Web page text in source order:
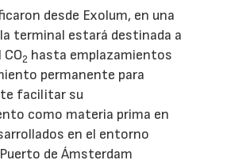
desde Exolum, en una
terminal estará destinada a
2 hasta emplazamientos
permanente para
facilitar su
como materia prima en
en el entorno
de Ámsterdam